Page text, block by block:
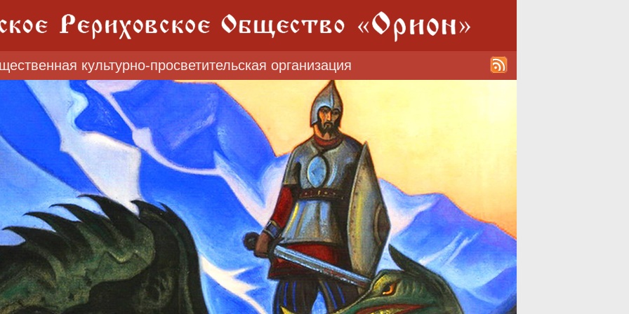
культурно-просветительская организация